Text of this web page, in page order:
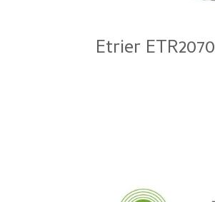
Etrier ETR2070